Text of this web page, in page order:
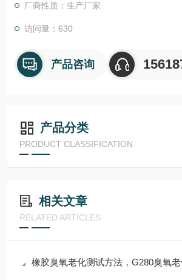
厂商性质：生产厂家
访问量：630
产品咨询
产品分类
PRODUCT CLASSIFICATION
相关文章
RELATED ARTICLES
橡胶臭氧老化测试方法，G280臭氧